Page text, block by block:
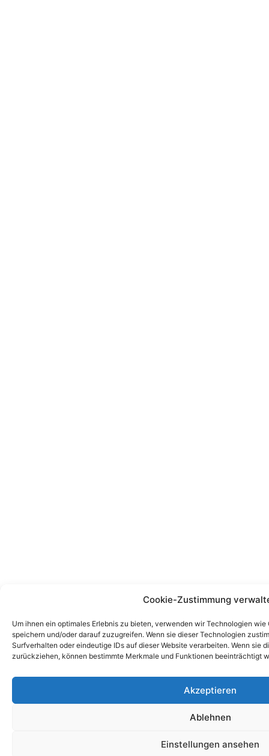
Cookie-Zustimmung
Um ihnen ein optimales Erlebnis zu bieten, verwenden wir Technologien
speichern und/oder darauf zuzugreifen. Wenn sie dieser Technologien
Surfverhalten oder eindeutige IDs auf dieser Website verarbeiten. Wenn sie
zurückziehen, können bestimmte Merkmale und Funktionen beeinträchtigt
Akzeptieren
Ablehnen
Einstellungen ansehen